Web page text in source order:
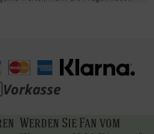
Werden Sie Fan vom